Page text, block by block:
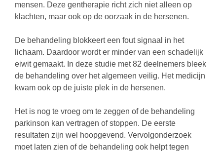
mensen. Deze gentherapie richt zich niet alleen op
klachten, maar ook op de oorzaak in de hersenen.
De behandeling blokkeert een fout signaal in het
lichaam. Daardoor wordt er minder van een schadelijk
eiwit gemaakt. In deze studie met 82 deelnemers bleek
de behandeling over het algemeen veilig. Het medicijn
kwam ook op de juiste plek in de hersenen.
Het is nog te vroeg om te zeggen of de behandeling
parkinson kan vertragen of stoppen. De eerste
resultaten zijn wel hoopgevend. Vervolgonderzoek
moet laten zien of de behandeling ook helpt tegen